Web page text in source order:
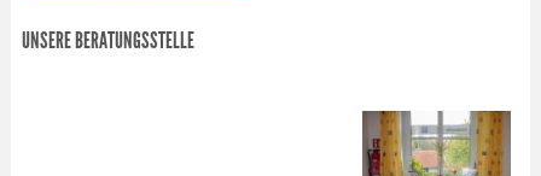
UNSERE BERATUNGSSTELLE